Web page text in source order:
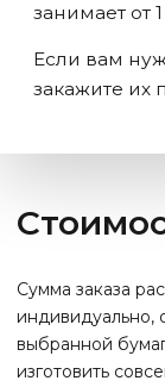
занимает от
Если вам
закажите их
Сумма заказа
индивидуально,
выбранной
изготовить